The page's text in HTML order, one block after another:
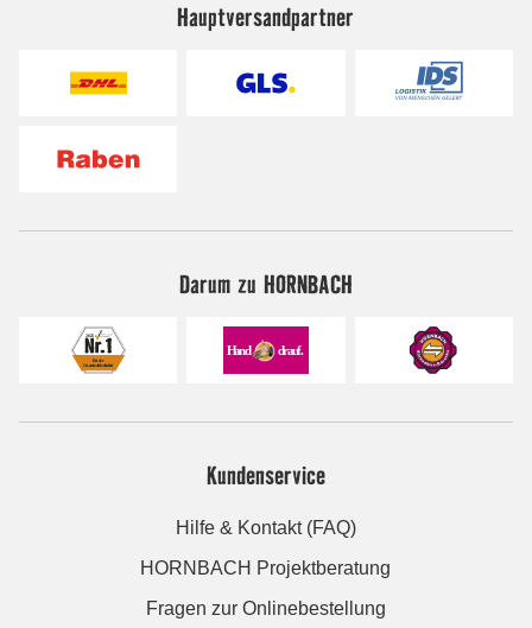
Hauptversandpartner
Darum zu HORNBACH
Kundenservice
Hilfe & Kontakt (FAQ)
HORNBACH Projektberatung
Fragen zur Onlinebestellung